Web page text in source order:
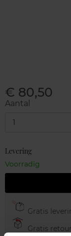
€ 80,50
Aantal
1
Levering
Voorradig
Gratis
Gratis